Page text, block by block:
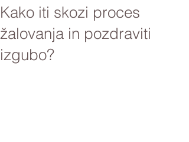
Kako iti skozi proces
žalovanja in pozdraviti
izgubo?